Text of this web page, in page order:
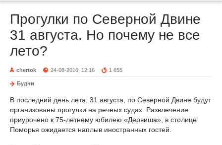
Прогулки по Северной Двине
31 августа. Но почему не все
лето?
chertok 24-08-2016, 12:16 1 655
Будни
В последний день лета, 31 августа, по Северной Двине будут
организованы прогулки на речных судах. Развлечение
приурочено к 75-летнему юбилею «Дервиша», в столице
Поморья ожидается наплыв иностранных гостей.